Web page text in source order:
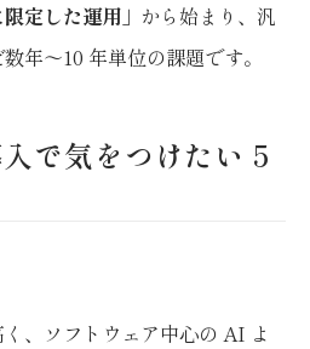
定した運用 」から始まり、汎
年〜10 年単位の課題です。
で気をつけたい 5
、ソフトウェア中心の AI よ